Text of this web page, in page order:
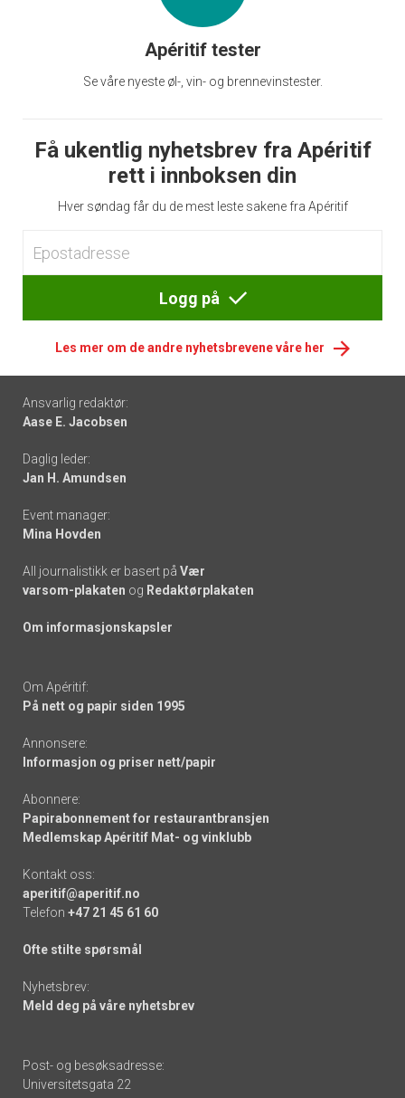
Apéritif tester
Se våre nyeste øl-, vin- og brennevinstester.
Få ukentlig nyhetsbrev fra Apéritif
rett i innboksen din
Hver søndag får du de mest leste sakene fra Apéritif
Logg på
Les mer om de andre nyhetsbrevene våre her
Footer
-
links
Ansvarlig redaktør:
Aase E. Jacobsen
Daglig leder:
Jan H. Amundsen
Event manager:
Mina Hovden
All journalistikk er basert på Vær
varsom-plakaten og Redaktørplakaten
Om informasjonskapsler
Om Apéritif:
På nett og papir siden 1995
Annonsere:
Informasjon og priser nett/papir
Abonnere:
Papirabonnement for restaurantbransjen
Medlemskap Apéritif Mat- og vinklubb
Kontakt oss:
aperitif@aperitif.no
Telefon +47 21 45 61 60
Ofte stilte spørsmål
Nyhetsbrev:
Meld deg på våre nyhetsbrev
Post- og besøksadresse:
Universitetsgata 22